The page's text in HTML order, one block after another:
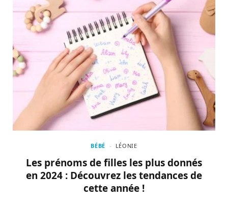
BÉBÉ LÉONIE
Les prénoms de filles les plus donnés
en 2024 : Découvrez les tendances de
cette année !